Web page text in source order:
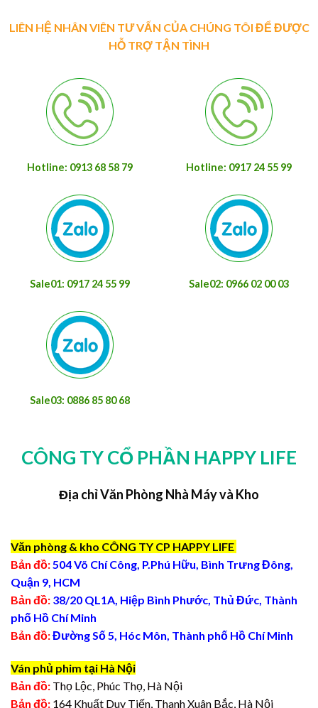
LIÊN HỆ NHÂN VIÊN TƯ VẤN CỦA CHÚNG TÔI ĐỂ ĐƯỢC
HỖ TRỢ TẬN TÌNH
Hotline: 0913 68 58 79 Hotline: 0917 24 55 99
Sale01: 0917 24 55 99 Sale02: 0966 02 00 03
Sale03: 0886 85 80 68
CÔNG TY CỔ PHẦN HAPPY LIFE
Địa chỉ Văn Phòng Nhà Máy và Kho
Văn phòng & kho CÔNG TY CP HAPPY LIFE
Bản đồ:504 Võ Chí Công, P.Phú Hữu, Bình Trưng Đông,
Quận 9, HCM
Bản đồ: 38/20 QL1A, Hiệp Bình Phước, Thủ Đức, Thành
phố Hồ Chí Minh
Bản đồ:Đường Số 5, Hóc Môn, Thành phố Hồ Chí Minh
Ván phủ phim tại Hà Nội
Bản đồ: Thọ Lộc, Phúc Thọ, Hà Nội
Bản đồ: 164 Khuất Duy Tiến, Thanh Xuân Bắc, Hà Nội